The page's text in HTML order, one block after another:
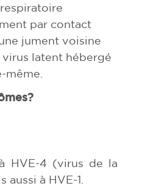
par contact
jument voisine
virus latent hébergé
même.
HVE-4 (virus de la
à HVE-1.